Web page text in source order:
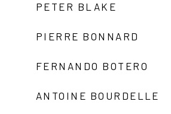
PETER BLAKE
PIERRE BONNARD
FERNANDO BOTERO
ANTOINE BOURDELLE